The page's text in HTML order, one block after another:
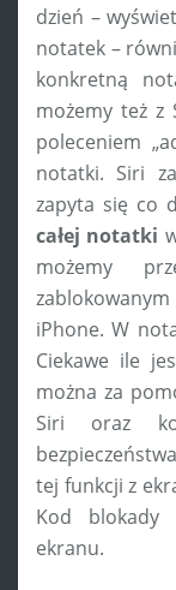
dzień –
notatek –
konkretną
możemy też z
poleceniem
notatki. Siri
zapyta się co
całej notatki
możemy
iPhone. W
Ciekawe ile
można za
Siri oraz
tej funkcji z
Kod blokady
ekranu.